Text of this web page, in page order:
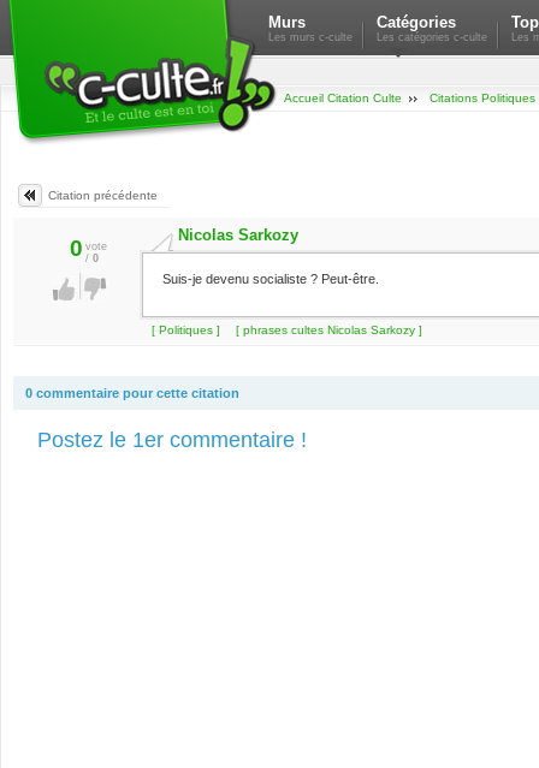
Murs
Les murs c-culte
Catégories
Les catégories c-culte Les
Accueil Citation Culte Citations Politiques
Citation précédente
0 vote
/ 0
Nicolas Sarkozy
Suis-je devenu socialiste ? Peut-être.
[ Politiques ] [ phrases cultes Nicolas Sarkozy ]
0 commentaire pour cette citation
Postez le 1er commentaire !